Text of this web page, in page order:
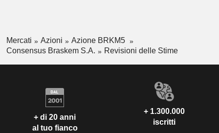
Mercati Azioni
Azione BRKM5
Consensus Braskem S.A.
Revisioni delle Stime
+ di 20 anni
al tuo fianco
+ 1.300.000
iscritti